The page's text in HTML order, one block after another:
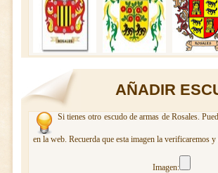
AÑADIR
Si tienes otro escudo de armas de Rosales.
en la web. Recuerda que esta imagen la verificaremos
Imagen: